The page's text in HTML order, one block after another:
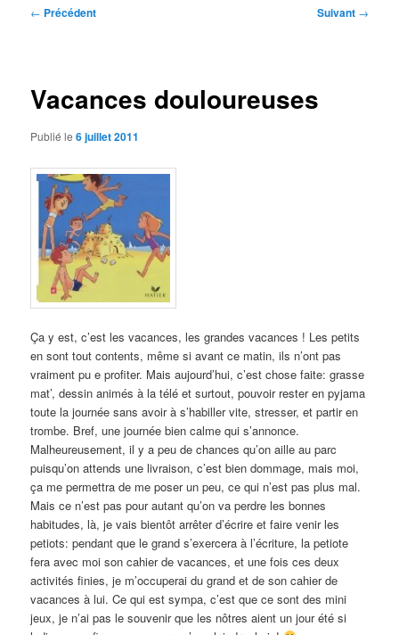
Navigation
← Précédent Suivant →
Vacances douloureuses
Publié le6 juillet 2011
Ça y est, c’est les vacances, les grandes vacances ! Les petits
en sont tout contents, même si avant ce matin, ils n’ont pas
vraiment pu e profiter. Mais aujourd’hui, c’est chose faite: grasse
mat’, dessin animés à la télé et surtout, pouvoir rester en pyjama
toute la journée sans avoir à s’habiller vite, stresser, et partir en
trombe. Bref, une journée bien calme qui s’annonce.
Malheureusement, il y a peu de chances qu’on aille au parc
puisqu’on attends une livraison, c’est bien dommage, mais moi,
ça me permettra de me poser un peu, ce qui n’est pas plus mal.
Mais ce n’est pas pour autant qu’on va perdre les bonnes
habitudes, là, je vais bientôt arrêter d’écrire et faire venir les
petiots: pendant que le grand s’exercera à l’écriture, la petiote
fera avec moi son cahier de vacances, et une fois ces deux
activités finies, je m’occuperai du grand et de son cahier de
vacances à lui. Ce qui est sympa, c’est que ce sont des mini
jeux, je n’ai pas le souvenir que les nôtres aient un jour été si